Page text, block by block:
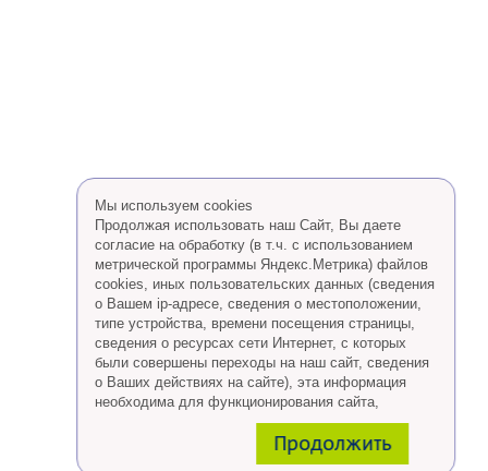
Мы используем cookies
Продолжая использовать наш Сайт, Вы даете
согласие на обработку (в т.ч. с использованием
метрической программы Яндекс.Метрика) файлов
cookies, иных пользовательских данных (сведения
о Вашем ip-адресе, сведения о местоположении,
типе устройства, времени посещения страницы,
сведения о ресурсах сети Интернет, с которых
были совершены переходы на наш сайт, сведения
о Ваших действиях на сайте), эта информация
необходима для функционирования сайта,
проведения ретаргетинга, а также статистических
Eсли Вы согласны, продолжайте пользоваться
Продолжить